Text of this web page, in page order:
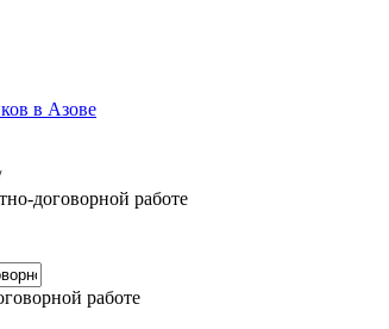
в Азове
договорной работе
работе